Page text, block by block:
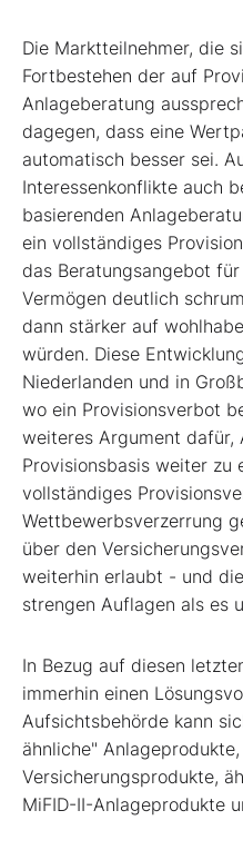
Die Marktteilnehmer, die
Fortbestehen der auf
Anlageberatung
dagegen, dass eine
automatisch besser sei.
Interessenkonflikte auch
basierenden
ein vollständiges
das Beratungsangebot
Vermögen deutlich
dann stärker auf
würden. Diese
Niederlanden und in
wo ein Provisionsverbot
weiteres Argument dafür,
Provisionsbasis weiter zu
vollständiges
Wettbewerbsverzerrung
über den
weiterhin erlaubt - und
strengen Auflagen als es
In Bezug auf diesen
immerhin einen
Aufsichtsbehörde kann
ähnliche"
Versicherungsprodukte,
MiFID-II-Anlageprodukte